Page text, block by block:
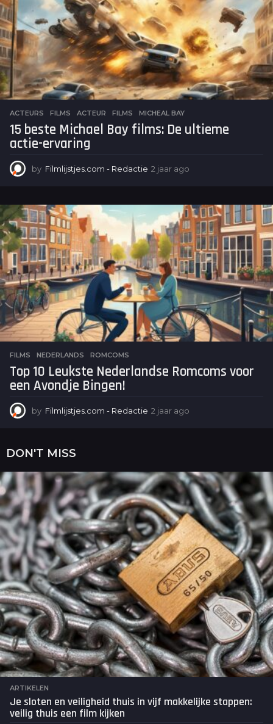
ACTEURS ,FILMS ACTEUR ,FILMS ,MICHEAL BAY
15 beste Michael Bay films: De ultieme
actie-ervaring
by Filmlijstjes.com - Redactie 2 jaar ago
a
r
a
o
FILMS NEDERLANDS ,ROMCOMS
Top 10 Leukste Nederlandse Romcoms voor
een Avondje Bingen!
by Filmlijstjes.com - Redactie 2 jaar ago
g
o
DON'T MISS
ARTIKELEN
Je sloten en veiligheid thuis in vijf makkelijke stappen:
veilig thuis een film kijken